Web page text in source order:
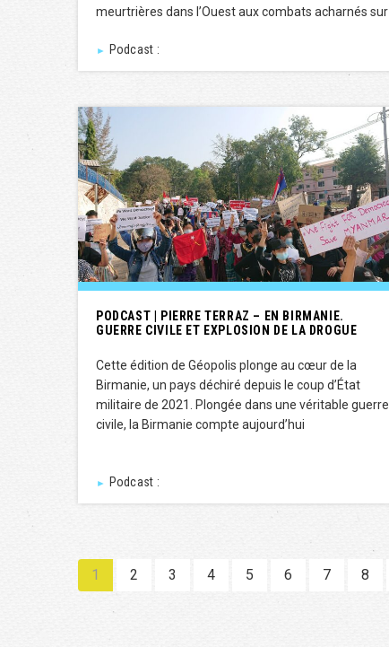
meurtrières dans l’Ouest aux combats acharnés sur
► Podcast :
PODCAST | PIERRE TERRAZ – EN BIRMANIE.
GUERRE CIVILE ET EXPLOSION DE LA DROGUE
Cette édition de Géopolis plonge au cœur de la
Birmanie, un pays déchiré depuis le coup d’État
militaire de 2021. Plongée dans une véritable guerre
civile, la Birmanie compte aujourd’hui
► Podcast :
1 2 3 4 5 6 7 8